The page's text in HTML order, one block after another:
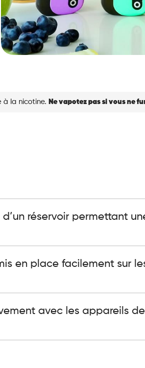
à la nicotine. Ne vapotez pas si vous ne
réservoir permettant
en place facilement sur
avec les appareils